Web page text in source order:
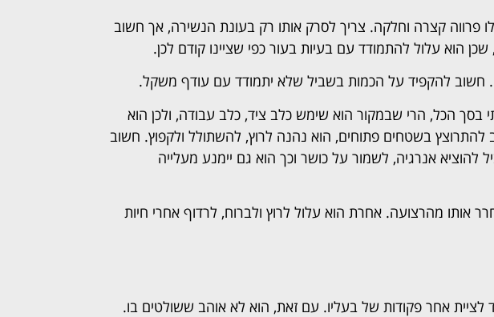
פרווה קצרה וחלקה. צריך לסרק אותו רק בעונת הנשירה, אך חשוב
הוא עלול להתמודד עם בעיות בעור כפי שציינו קודם לכן.
חשוב להקפיד על הכמות בשביל שלא יתמודד עם עודף משקל.
בסך הכל, הרי שבמקור הוא שימש כלב ציד, כלב עבודה, ולכן הוא
להתרוצץ בשטחים פתוחים, הוא נהנה לרוץ, להשתולל ולקפוץ. חשוב
להוציא אנרגיה, לשמור על כושר וכך הוא גם יימנע מעלייה
אותו מהרצועה. אחרת הוא עלול לרוץ ולברוח, לרדוף אחרי חיות
לציית אחר פקודות של בעליו. עם זאת, הוא לא אוהב ששולטים בו.